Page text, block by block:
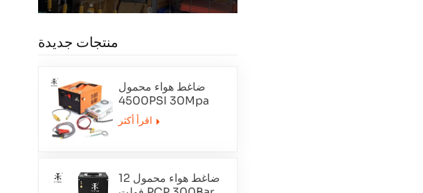
منتجات جديدة
ضاغط هواء محمول
4500PSI 30Mpa
12V
ضاغط هواء محمول 12